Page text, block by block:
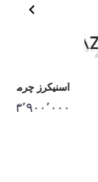
اسنیکرز چرمی زنانه
۳٬۹۰۰٬۰۰۰